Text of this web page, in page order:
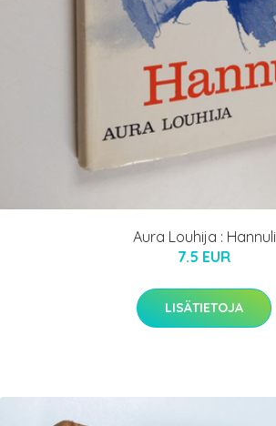
Aura Louhija : Hannuli
7.5 EUR
LISÄTIETOJA